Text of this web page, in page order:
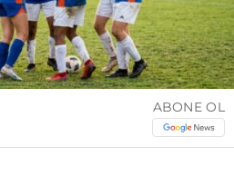
ABONE OL